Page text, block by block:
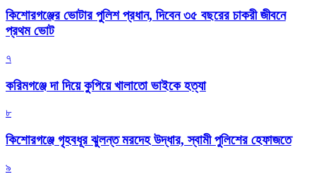
কিশোরগঞ্জের ভোটার পুলিশ প্রধান, দিবেন ৩৫ বছরের চাকরী জীবনে
প্রথম ভোট
৭
করিমগঞ্জে দা দিয়ে কুপিয়ে খালাতো ভাইকে হত্যা
৮
কিশোরগঞ্জে গৃহবধূর ঝুলন্ত মরদেহ উদ্ধার, স্বামী পুলিশের হেফাজতে
৯